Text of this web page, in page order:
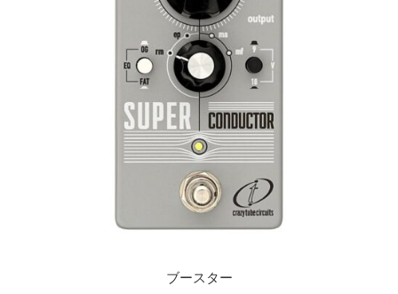
ブースター